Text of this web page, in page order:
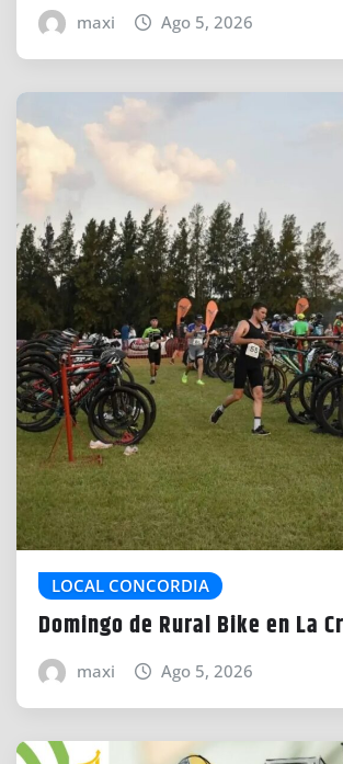
maxi Ago 5, 2026
LOCAL CONCORDIA
Domingo de Rural Bike en La
maxi Ago 5, 2026